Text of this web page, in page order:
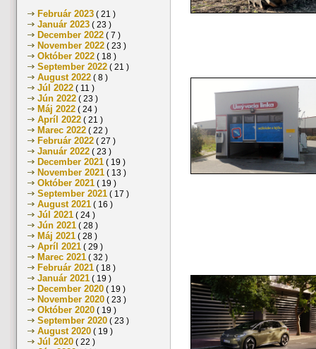
Február 2023 ( 21 )
Január 2023 ( 23 )
December 2022 ( 7 )
November 2022 ( 23 )
Október 2022 ( 18 )
September 2022 ( 21 )
August 2022 ( 8 )
Júl 2022 ( 11 )
Jún 2022 ( 23 )
Máj 2022 ( 24 )
Apríl 2022 ( 21 )
Marec 2022 ( 22 )
Február 2022 ( 27 )
Január 2022 ( 23 )
December 2021 ( 19 )
November 2021 ( 13 )
Október 2021 ( 19 )
September 2021 ( 17 )
August 2021 ( 16 )
Júl 2021 ( 24 )
Jún 2021 ( 28 )
Máj 2021 ( 28 )
Apríl 2021 ( 29 )
Marec 2021 ( 32 )
Február 2021 ( 18 )
Január 2021 ( 19 )
December 2020 ( 19 )
November 2020 ( 23 )
Október 2020 ( 19 )
September 2020 ( 23 )
August 2020 ( 19 )
Júl 2020 ( 22 )